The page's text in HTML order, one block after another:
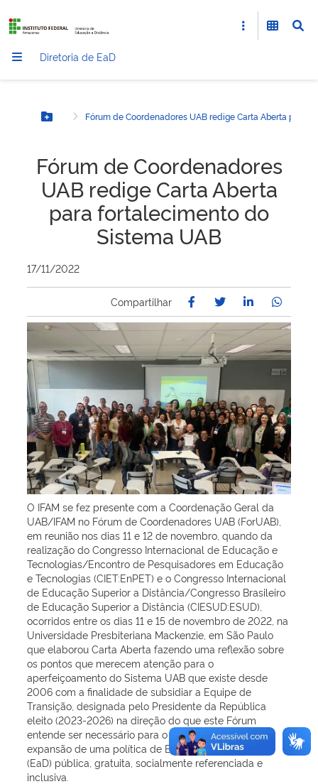
Diretoria de EaD
Botão MenuFórum de Coordenadores UAB redige Carta Aberta para
Fórum de Coordenadores
UAB redige Carta Aberta
para fortalecimento do
Sistema UAB
17/11/2022
Compartilhar
O IFAM se fez presente com a Coordenação Geral da
UAB/IFAM no Fórum de Coordenadores UAB (ForUAB),
em reunião nos dias 11 e 12 de novembro, quando da
realização do Congresso Internacional de Educação e
Tecnologias/Encontro de Pesquisadores em Educação
e Tecnologias (CIET:EnPET) e o Congresso Internacional
de Educação Superior a Distância/Congresso Brasileiro
de Educação Superior a Distância (CIESUD:ESUD),
ocorridos entre os dias 11 e 15 de novembro de 2022, na
Universidade Presbiteriana Mackenzie, em São Paulo
que elaborou Carta Aberta fazendo uma reflexão sobre
os pontos que merecem atenção para o
aperfeiçoamento do Sistema UAB que existe desde
2006 com a finalidade de subsidiar a Equipe de
Transição, designada pelo Presidente da República
eleito (2023-2026) na direção do que este Fórum
entende ser necessário para o fortalecimento e a
expansão de uma política de Educação a Distância
(EaD) pública, gratuita, socialmente referenciada e
inclusiva.